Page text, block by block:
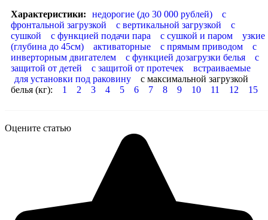
Характеристики:
недорогие (до 30 000 рублей)
с
фронтальной загрузкой
с вертикальной загрузкой
с
сушкой
с функцией подачи пара с сушкой и паром
узкие
(глубина до 45см)
активаторные с прямым приводом
с
инверторным двигателем
с функцией дозагрузки белья
с
защитой от детей
с защитой от протечек
встраиваемые
для установки под раковину
с максимальной загрузкой
белья (кг):
1 2 3 4 5 6 7 8 9 10 11 12 15
Оцените статью